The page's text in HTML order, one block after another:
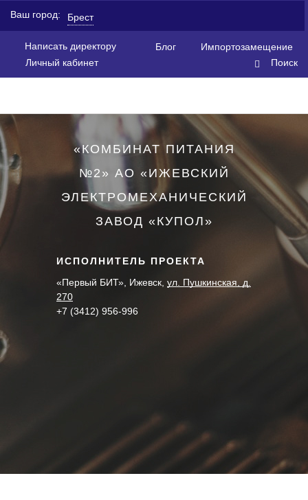
Написать директору Блог
Импортозамещение
Личный кабинет
Ваш город: Брест
Поиск
«КОМБИНАТ ПИТАНИЯ
№2» АО «ИЖЕВСКИЙ
ЭЛЕКТРОМЕХАНИЧЕСКИЙ
ЗАВОД «КУПОЛ»
ИСПОЛНИТЕЛЬ ПРОЕКТА
«Первый БИТ», Ижевск, ул. Пушкинская, д.
270
+7 (3412) 956-996